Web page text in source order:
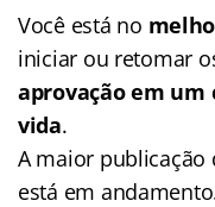
Você está no
iniciar ou retomar
aprovação em um
vida.
A maior publicação
está em